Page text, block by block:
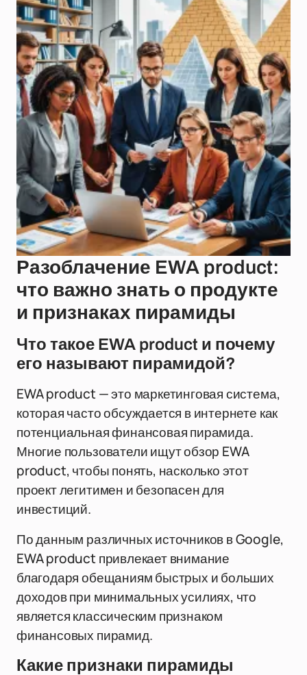
Разоблачение EWA product:
что важно знать о продукте
и признаках пирамиды
Что такое EWA product и почему
его называют пирамидой?
EWA product — это маркетинговая система,
которая часто обсуждается в интернете как
потенциальная финансовая пирамида.
Многие пользователи ищут обзор EWA
product, чтобы понять, насколько этот
проект легитимен и безопасен для
инвестиций.
По данным различных источников в Google,
EWA product привлекает внимание
благодаря обещаниям быстрых и больших
доходов при минимальных усилиях, что
является классическим признаком
финансовых пирамид.
Какие признаки пирамиды